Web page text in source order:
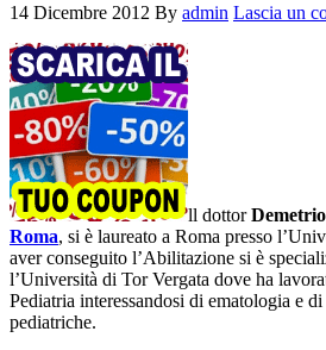
14 Dicembre 2012 By admin Lascia un
ll dottor
Roma, si è laureato a Roma presso
aver conseguito l’Abilitazione si è
l’Università di Tor Vergata dove ha
Pediatria interessandosi di ematologia e
pediatriche.